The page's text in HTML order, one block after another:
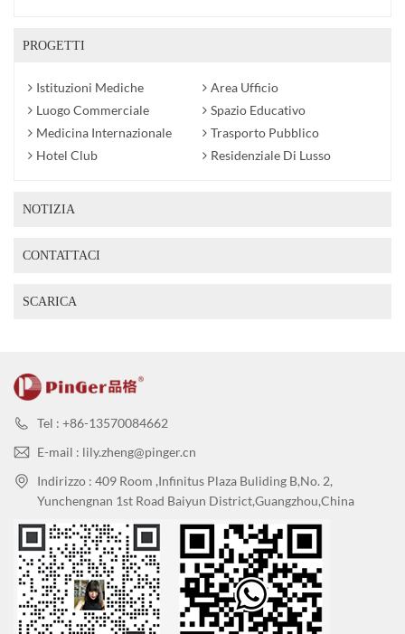
PROGETTI
Istituzioni Mediche
Area Ufficio
Luogo Commerciale
Spazio Educativo
Medicina Internazionale
Trasporto Pubblico
Hotel Club
Residenziale Di Lusso
NOTIZIA
CONTATTACI
SCARICA
Tel : +86-13570084662
E-mail : lily.zheng@pinger.cn
Indirizzo : 409 Room ,Infinitus Plaza Buliding B,No. 2,
Yunchengnan 1st Road Baiyun District,Guangzhou,China